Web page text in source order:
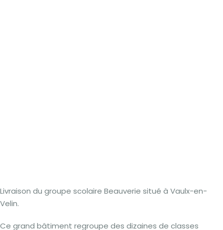
Livraison du groupe scolaire Beauverie situé à Vaulx-en-
Velin.
Ce grand bâtiment regroupe des dizaines de classes